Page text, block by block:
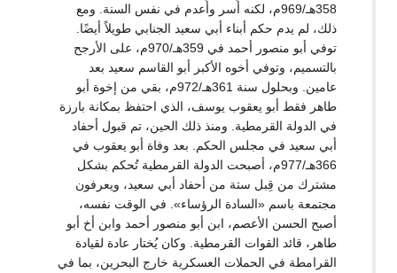
358هـ/969م، لكنه أُسر وأُعدم في نفس السنة. ومع
ذلك، لم يدم حكم أبناء أبي سعيد الجنابي طويلاً أيضًا.
توفي أبو منصور أحمد في 359هـ/970م، على الأرجح
بالتسميم، وتوفي أخوه الأكبر أبو القاسم سعيد بعد
عامين. وبحلول سنة 361هـ/972م، بقي من إخوة أبو
طاهر فقط أبو يعقوب يوسف، الذي احتفظ بمكانة بارزة
في الدولة القرمطية. ومنذ ذلك الحين، تم قبول أحفاد
أبي سعيد في مجلس الحكم. بعد وفاة أبو يعقوب في
366هـ/977م، أصبحت الدولة القرمطية تُحكم بشكل
مشترك من قِبل ستة من أحفاد أبي سعيد، ويعرفون
مجتمعة باسم «السادة الرؤساء». في الوقت نفسه،
أصبح الحسن الأعصم، ابن أبو منصور أحمد وابن أخ أبو
طاهر، قائد القوات القرمطية. وكان يُختار عادة لقيادة
القرامطة في الحملات العسكرية خارج البحرين، بما في